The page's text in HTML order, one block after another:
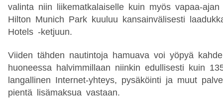
valinta niin liikematkalaiselle kuin myös vapaa-ajan
Hilton Munich Park kuuluu kansainvälisesti
Hotels -ketjuun.
Viiden tähden nautintoja hamuava voi yöpyä
huoneessa halvimmillaan niinkin edullisesti kuin
langallinen Internet-yhteys, pysäköinti ja muut
pientä lisämaksua vastaan.